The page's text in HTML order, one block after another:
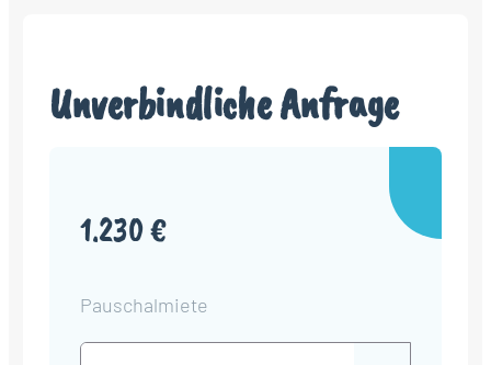
Unverbindliche Anfrage
1.230 €
Pauschalmiete